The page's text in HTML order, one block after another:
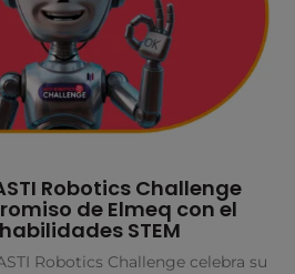
Robotics Challenge
de Elmeq con el
STEM
Robotics Challenge celebra su